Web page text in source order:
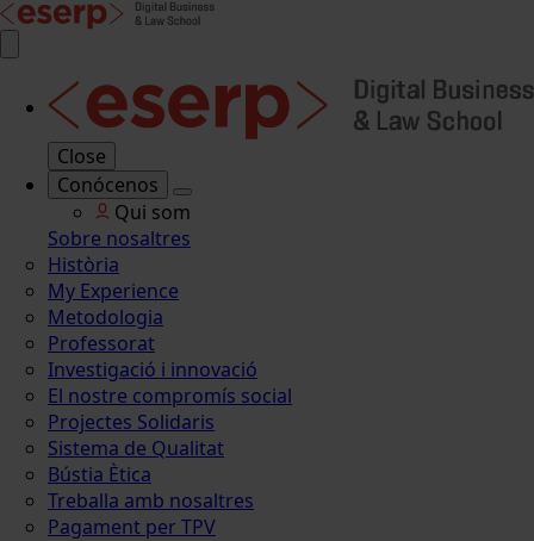
Close
Conócenos
Qui som
Sobre nosaltres
Història
My Experience
Metodologia
Professorat
Investigació i innovació
El nostre compromís social
Projectes Solidaris
Sistema de Qualitat
Bústia Ètica
Treballa amb nosaltres
Pagament per TPV